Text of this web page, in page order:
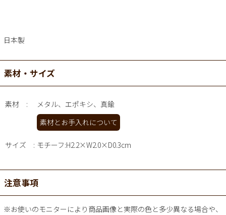
日本製
素材・サイズ
素材
メタル、エポキシ、真鍮
素材とお手入れについて
サイズ モチーフ:H2.2×W2.0×D0.3cm
注意事項
※お使いのモニターにより商品画像と実際の色と多少異なる場合や、